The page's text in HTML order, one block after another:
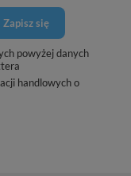
Zapisz się
powyżej danych
handlowych o